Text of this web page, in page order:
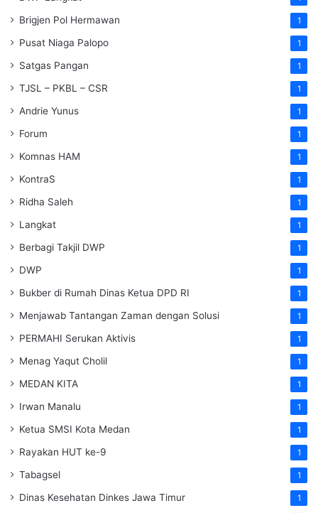
Brigjen Pol Hermawan 1
Pusat Niaga Palopo 1
Satgas Pangan 1
TJSL – PKBL – CSR 1
Andrie Yunus 1
Forum 1
Komnas HAM 1
KontraS 1
Ridha Saleh 1
Langkat 1
Berbagi Takjil DWP 1
DWP 1
Bukber di Rumah Dinas Ketua DPD RI 1
Menjawab Tantangan Zaman dengan Solusi 1
PERMAHI Serukan Aktivis 1
Menag Yaqut Cholil 1
MEDAN KITA 1
Irwan Manalu 1
Ketua SMSI Kota Medan 1
Rayakan HUT ke-9 1
Tabagsel 1
Dinas Kesehatan Dinkes Jawa Timur 1